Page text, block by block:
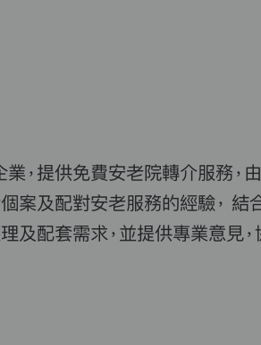
，提供免費安老院轉介服務，
案及配對安老服務的經驗， 結
及配套需求，並提供專業意見